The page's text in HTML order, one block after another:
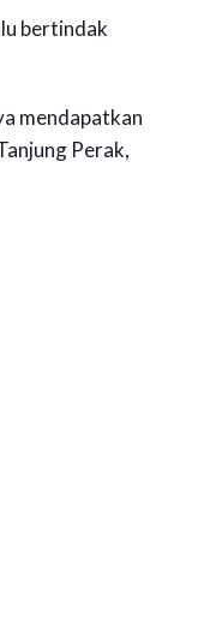
bertindak
mendapatkan
Perak,